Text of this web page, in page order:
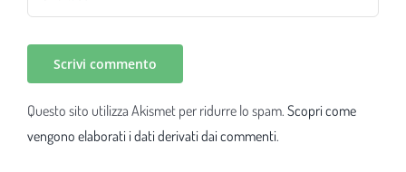
Questo sito utilizza Akismet per ridurre lo spam. Scopri come
vengono elaborati i dati derivati dai commenti.